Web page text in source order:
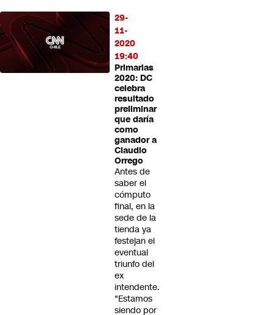
29-
11-
2020
19:40
Primarias
2020: DC
celebra
resultado
preliminar
que daría
como
ganador a
Claudio
Orrego
Antes de
saber el
cómputo
final, en la
sede de la
tienda ya
festejan el
eventual
triunfo del
ex
intendente.
"Estamos
siendo por